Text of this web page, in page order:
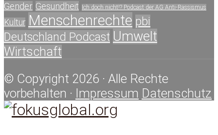
Gender Gesundheit Ich doch nicht!? Podcast der AG Anti-Rassismus
Kultur Menschenrechte pbi
Deutschland Podcast Umwelt
Wirtschaft
© Copyright 2026 · Alle Rechte
vorbehalten · Impressum Datenschutz